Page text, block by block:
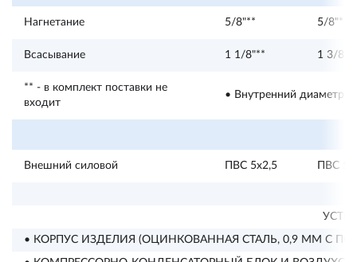
Нагнетание 5/8"** 5/8"**
Всасывание 1 1/8"** 1 3/8"**
** - в комплект поставки не
входит
• Внутренний диаметр
Внешний силовой ПВС 5х2,5 ПВС
• КОРПУС ИЗДЕЛИЯ (ОЦИНКОВАННАЯ СТАЛЬ, 0,9 ММ С